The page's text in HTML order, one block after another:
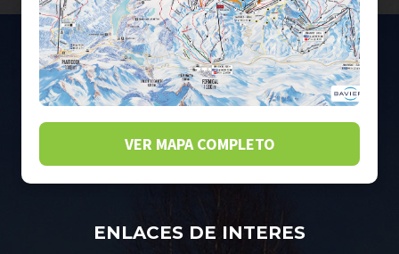
VER MAPA COMPLETO
ENLACES DE INTERES